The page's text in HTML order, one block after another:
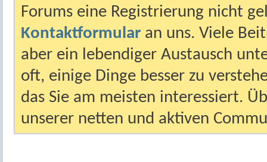
Forums eine Registrierung nicht
Kontaktformular an uns. Viele
aber ein lebendiger Austausch
oft, einige Dinge besser zu
das Sie am meisten interessiert.
unserer netten und aktiven